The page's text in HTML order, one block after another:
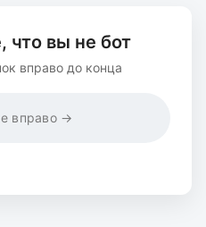
что вы не бот
вправо до конца
вправо →